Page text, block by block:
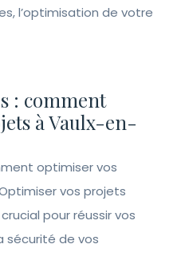
l’optimisation de votre
: comment
à Vaulx-en-
optimiser vos
vos projets
pour réussir vos
sécurité de vos